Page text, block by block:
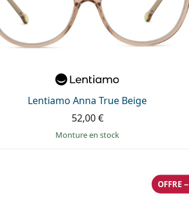
Lentiamo Anna True Beige
52,00 €
Monture en stock
OFFRE